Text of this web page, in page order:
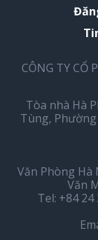
CÔNG TY CỔ
Tòa nhà Hà
Tùng,
Văn Phòng Hà
Văn
Tel: +84 24